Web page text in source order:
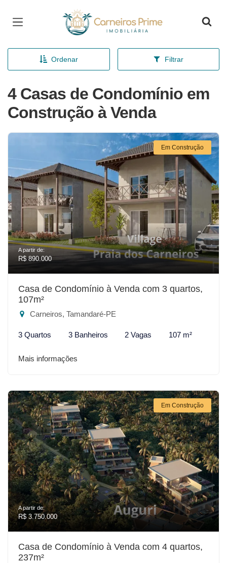
Página inicial
Ordenar Filtrar
4 Casas de Condomínio em
Construção à Venda
Em Construção
A partir de:
R$ 890.000
Casa de Condomínio à Venda com 3 quartos,
107m²
Carneiros, Tamandaré-PE
3 Quartos 3 Banheiros 2 Vagas 107 m²
Mais informações
Em Construção
A partir de:
R$ 3.750.000
Casa de Condomínio à Venda com 4 quartos,
237m²